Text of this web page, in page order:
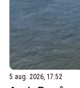
5 aug. 2026, 17:52